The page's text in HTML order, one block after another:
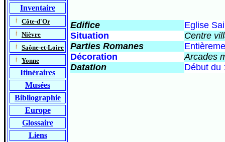
Inventaire
Côte-d'Or
Nièvre
Saône-et-Loire
Yonne
Itinéraires
Musées
Bibliographie
Europe
Glossaire
Liens
Edifice
Eglise
Situation
Centre
Parties Romanes
Décoration
Arcades
Datation
Début du